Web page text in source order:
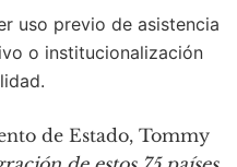
uso previo de asistencia
o institucionalización
de Estado, Tommy